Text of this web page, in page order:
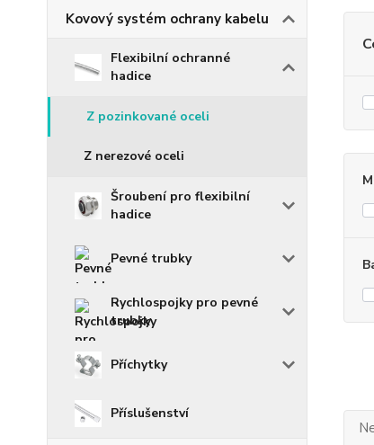
Kovový systém ochrany kabelu
Flexibilní ochranné
hadice
Z pozinkované oceli
Z nerezové oceli
Šroubení pro flexibilní
hadice
Pevné trubky
Rychlospojky pro pevné
trubky
Příchytky
Příslušenství